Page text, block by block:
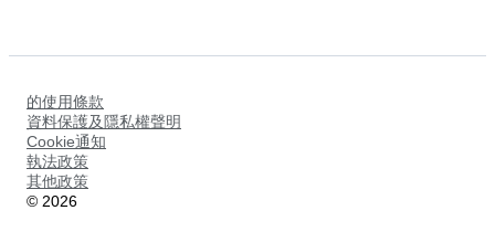
的使用條款
資料保護及隱私權聲明
Cookie通知
執法政策
其他政策
© 2026